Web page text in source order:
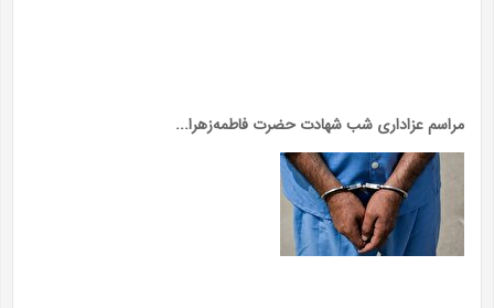
مراسم عزاداری شب شهادت حضرت فاطمه‌زهرا...